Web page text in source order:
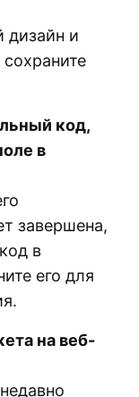
дизайн и
код,
в
завершена,
в
его для
на веб-